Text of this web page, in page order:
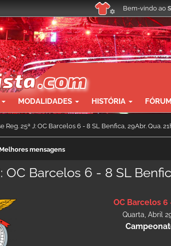
Bem-vindo ao
MODALIDADES HISTÓRIA FÓRUM
Reg. 25ª J: OC Barcelos 6 - 8 SL Benfica, 29Abr. Qua.
Melhores mensagens
OC Barcelos 6 - 8 SL
OC Barcelos 6
Quarta, Abril